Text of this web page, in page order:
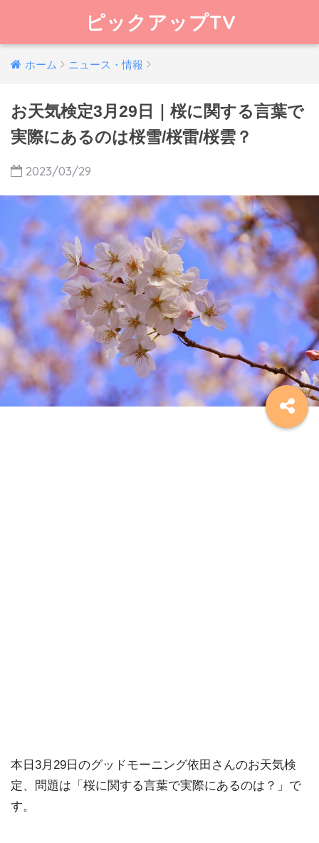
ピックアップTV
ホーム ニュース・情報
お天気検定3月29日｜桜に関する言葉で
実際にあるのは桜雪/桜雷/桜雲？
2023/03/29
本日3月29日のグッドモーニング依田さんのお天気検
定、問題は「桜に関する言葉で実際にあるのは？」で
す。